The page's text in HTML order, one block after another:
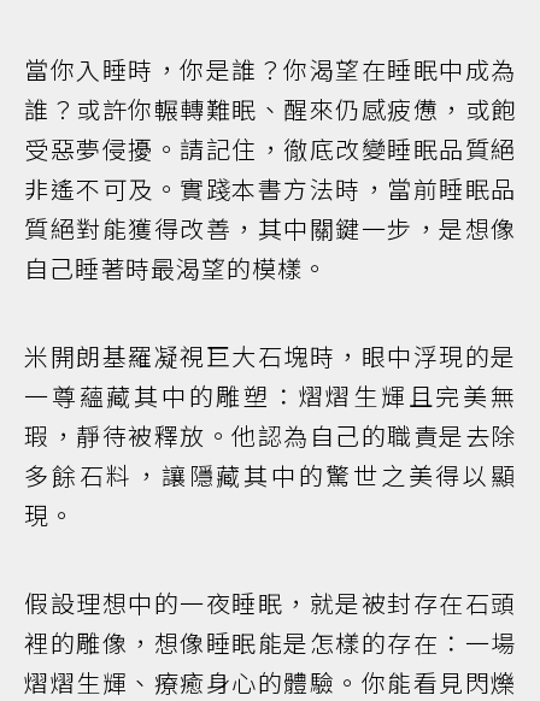
當你入睡時，你是誰？你渴望在睡眠中成為
誰？或許你輾轉難眠、醒來仍感疲憊，或飽
受惡夢侵擾。請記住，徹底改變睡眠品質絕
非遙不可及。實踐本書方法時，當前睡眠品
質絕對能獲得改善，其中關鍵一步，是想像
自己睡著時最渴望的模樣。
米開朗基羅凝視巨大石塊時，眼中浮現的是
一尊蘊藏其中的雕塑：熠熠生輝且完美無
瑕，靜待被釋放。他認為自己的職責是去除
多餘石料，讓隱藏其中的驚世之美得以顯
現。
假設理想中的一夜睡眠，就是被封存在石頭
裡的雕像，想像睡眠能是怎樣的存在：一場
熠熠生輝、療癒身心的體驗。你能看見閃爍